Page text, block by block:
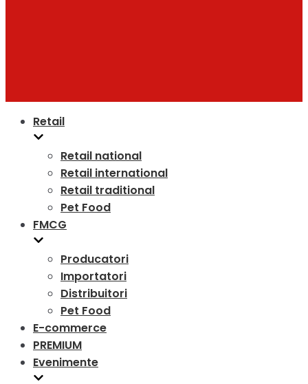
Retail
Retail national
Retail international
Retail traditional
Pet Food
FMCG
Producatori
Importatori
Distribuitori
Pet Food
E-commerce
PREMIUM
Evenimente